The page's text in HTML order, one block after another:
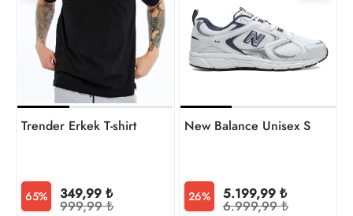
Trender Erkek T-shirt
65% 349,99 ₺
999,99 ₺
New Balance Unisex Sneaker
26% 5.199,99 ₺
6.999,99 ₺